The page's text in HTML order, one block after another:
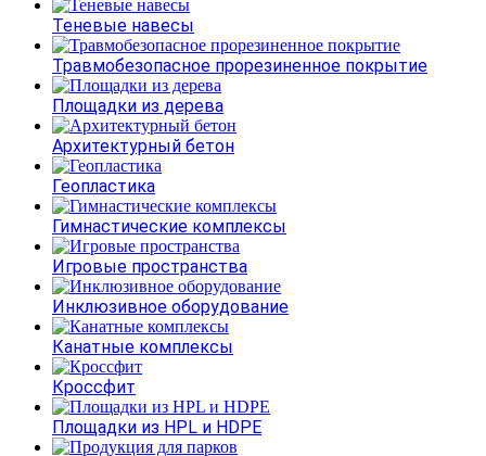
Теневые навесы
Травмобезопасное прорезиненное покрытие
Площадки из дерева
Архитектурный бетон
Геопластика
Гимнастические комплексы
Игровые пространства
Инклюзивное оборудование
Канатные комплексы
Кроссфит
Площадки из HPL и HDPE